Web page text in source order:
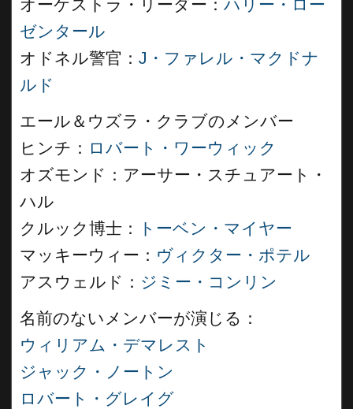
オーケストラ・リーダー： ハリー・ロー
ゼンタール
オドネル警官： J・ファレル・ マクドナ
ルド
エール＆ウズラ・クラブのメンバー
ヒンチ： ロバート・ワーウィック
オズモンド：アーサー・スチュアート・
ハル
クルック博士：
トーベン・マイヤー
マッキーウィー： ヴィクター・ポテル
アスウェルド： ジミー・コンリン
名前のないメンバーが演じる：
ウィリアム・デマレスト
ジャック・ノートン
ロバート・グレイグ